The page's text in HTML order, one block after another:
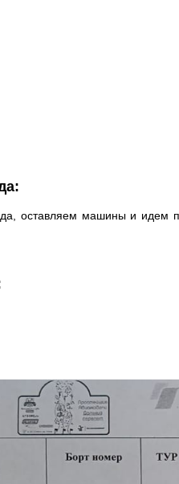
оставляем машины и идем